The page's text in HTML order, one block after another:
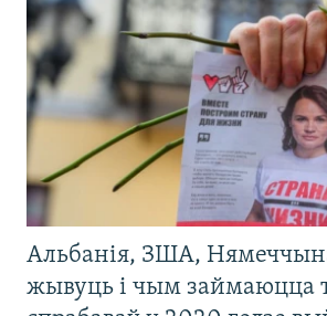
Альбанія, ЗША,
жывуць і чым займаюцца